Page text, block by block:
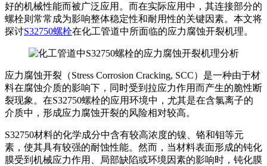
好的机械性能而被广泛应用。而在实际应用中，其连接部分的
螺栓则常常成为影响整体稳定性和耐用性的关键因素。本文将
探讨S32750螺栓在化工管道中所面临的应力腐蚀开裂机理。
应力腐蚀开裂（Stress Corrosion Cracking, SCC）是一种由于材
料在腐蚀介质的影响下，同时受到拉应力作用而产生的脆性断
裂现象。在S32750螺栓的应用环境中，尤其是在含氯离子的
介质中，形成应力腐蚀开裂的风险相对较高。
S32750材料的化学成分中含有较高浓度的镍、铬和钼等元
素，使其具有较强的耐蚀性能。然而，当材料表面形成的钝化
膜受到机械应力作用、局部缺陷或环境因素的影响时，钝化膜